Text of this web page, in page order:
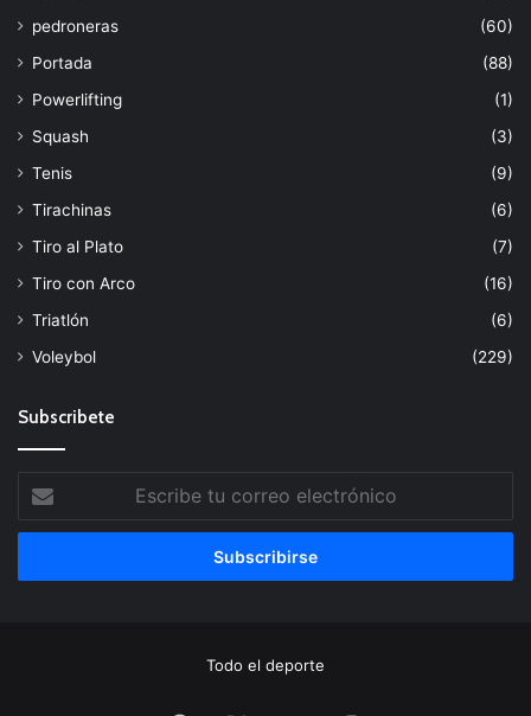
pedroneras
(60)
Portada
(88)
Powerlifting
(1)
Squash
(3)
Tenis
(9)
Tirachinas
(6)
Tiro al Plato
(7)
Tiro con Arco
(16)
Triatlón
(6)
Voleybol
(229)
Subscribete
tu
correo
Todo el deporte